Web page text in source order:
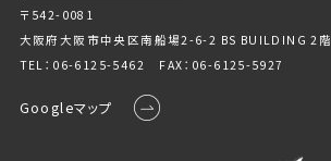
〒542-0081
大阪府大阪市中央区南船場2-6-2 BS BUILDING 2階
TEL： 06-6125-5462 FAX：06-6125-5927
Googleマップ